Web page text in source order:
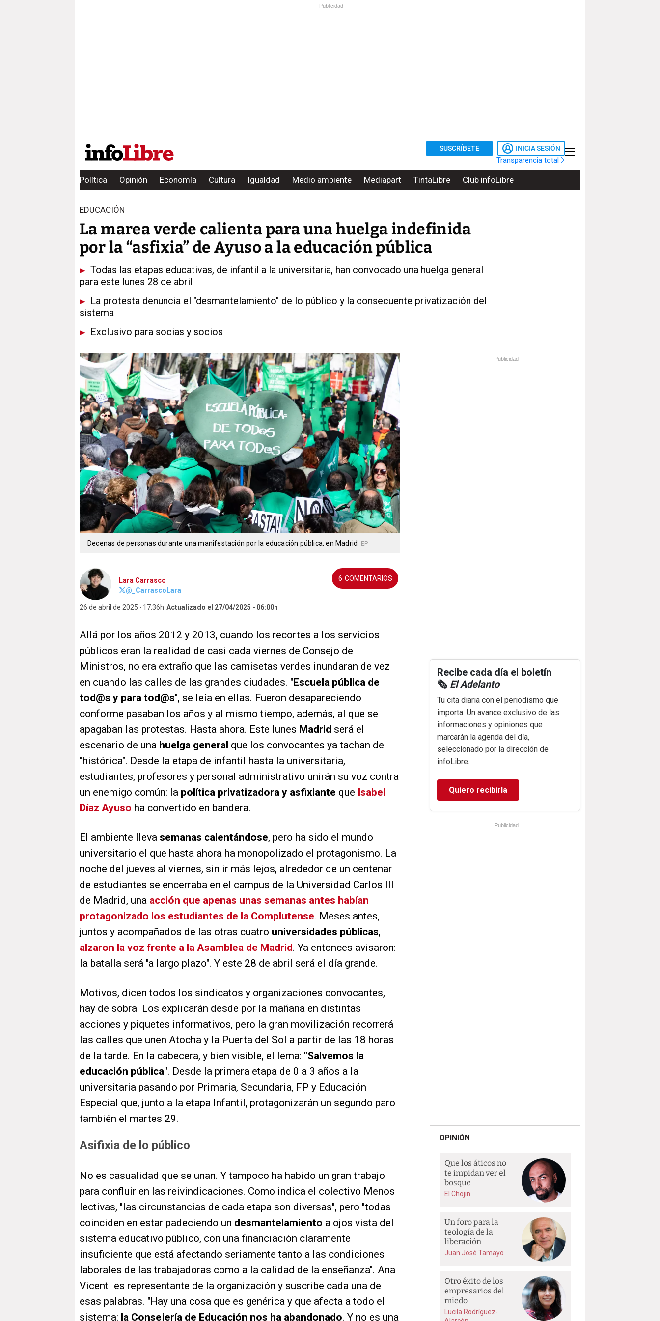
Publicidad
SUSCRÍBETE INICIA SESIÓN
Transparencia total
Política Opinión Economía Cultura Igualdad Medio ambiente Mediapart TintaLibre Club infoLibre
EDUCACIÓN
La marea verde calienta para una huelga indefinida
por la “asfixia” de Ayuso a la educación pública
Todas las etapas educativas, de infantil a la universitaria, han convocado una huelga general
para este lunes 28 de abril
La protesta denuncia el "desmantelamiento" de lo público y la consecuente privatización del
sistema
Exclusivo para socias y socios
Decenas de personas durante una manifestación por la educación pública, en Madrid. EP
Lara Carrasco
@_CarrascoLara
26 de abril de 2025 17:36h Actualizado el 27/04/2025 06:00h
6
Allá por los años 2012 y 2013, cuando los recortes a los servicios
públicos eran la realidad de casi cada viernes de Consejo de
Ministros, no era extraño que las camisetas verdes inundaran de vez
en cuando las calles de las grandes ciudades. " Escuela pública de
tod@s y para tod@s", se leía en ellas. Fueron desapareciendo
conforme pasaban los años y al mismo tiempo, además, al que se
apagaban las protestas. Hasta ahora. Este lunes Madrid será el
escenario de una huelga general que los convocantes ya tachan de
"histórica". Desde la etapa de infantil hasta la universitaria,
estudiantes, profesores y personal administrativo unirán su voz contra
un enemigo común: la política privatizadora y asfixiante que Isabel
Díaz Ayuso ha convertido en bandera.
El ambiente lleva semanas calentándose, pero ha sido el mundo
universitario el que hasta ahora ha monopolizado el protagonismo. La
noche del jueves al viernes, sin ir más lejos, alrededor de un centenar
de estudiantes se encerraba en el campus de la Universidad Carlos III
de Madrid, una acción que apenas unas semanas antes habían
protagonizado los estudiantes de la Complutense. Meses antes,
juntos y acompañados de las otras cuatro universidades públicas,
alzaron la voz frente a la Asamblea de Madrid. Ya entonces avisaron:
la batalla será "a largo plazo". Y este 28 de abril será el día grande.
Motivos, dicen todos los sindicatos y organizaciones convocantes,
hay de sobra. Los explicarán desde por la mañana en distintas
acciones y piquetes informativos, pero la gran movilización recorrerá
las calles que unen Atocha y la Puerta del Sol a partir de las 18 horas
de la tarde. En la cabecera, y bien visible, el lema: "Salvemos la
educación pública". Desde la primera etapa de 0 a 3 años a la
universitaria pasando por Primaria, Secundaria, FP y Educación
Especial que, junto a la etapa Infantil, protagonizarán un segundo paro
también el martes 29.
Asifixia de lo público
No es casualidad que se unan. Y tampoco ha habido un gran trabajo
para confluir en las reivindicaciones. Como indica el colectivo Menos
lectivas, "las circunstancias de cada etapa son diversas", pero "todas
coinciden en estar padeciendo un desmantelamiento a ojos vista del
sistema educativo público, con una financiación claramente
insuficiente que está afectando seriamente tanto a las condiciones
laborales de las trabajadoras como a la calidad de la enseñanza". Ana
Vicenti es representante de la organización y suscribe cada una de
esas palabras. "Hay una cosa que es genérica y que afecta a todo el
sistema: la Consejería de Educación nos ha abandonado. Y no es una
Publicidad
Recibe cada día el boletín
🗞️ El Adelanto
Tu cita diaria con el periodismo que
importa. Un avance exclusivo de las
informaciones y opiniones que
marcarán la agenda del día,
seleccionado por la dirección de
infoLibre.
Quiero recibirla
Publicidad
OPINIÓN
Que los áticos no
te impidan ver el
bosque
El Chojin
Un foro para la
teología de la
liberación
Juan José Tamayo
Otro éxito de los
empresarios del
miedo
Lucila Rodríguez-